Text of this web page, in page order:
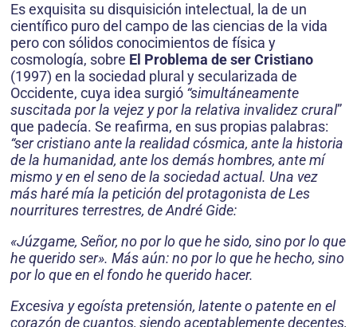
Es exquisita su disquisición intelectual, la de un
científico puro del campo de las ciencias de la vida
pero con sólidos conocimientos de física y
cosmología, sobre El Problema de ser Cristiano
(1997) en la sociedad plural y secularizada de
Occidente, cuya idea surgió “simultáneamente
suscitada por la vejez y por la relativa invalidez crural”
que padecía. Se reafirma, en sus propias palabras:
“ser cristiano ante la realidad cósmica, ante la historia
de la humanidad, ante los demás hombres, ante mí
mismo y en el seno de la sociedad actual. Una vez
más haré mía la petición del protagonista de Les
nourritures terrestres, de André Gide:
«Júzgame, Señor, no por lo que he sido, sino por lo que
he querido ser». Más aún: no por lo que he hecho, sino
por lo que en el fondo he querido hacer.
Excesiva y egoísta pretensión, latente o patente en el
corazón de cuantos, siendo aceptablemente decentes,